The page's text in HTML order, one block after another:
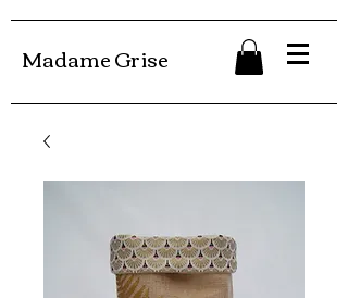
Madame Grise